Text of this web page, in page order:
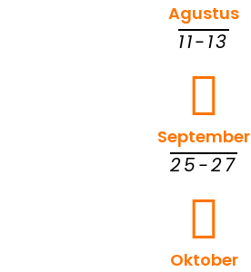
Agustus
11-13
September
25-27
Oktober